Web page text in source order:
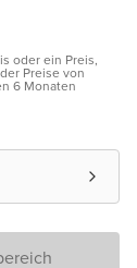
oder ein Preis,
Preise von
6 Monaten